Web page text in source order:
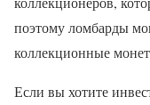
поэтому ломбарды
коллекционные
Если вы хотите